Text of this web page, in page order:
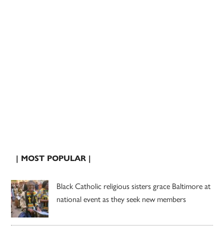
| MOST POPULAR |
Black Catholic religious sisters grace Baltimore at
national event as they seek new members